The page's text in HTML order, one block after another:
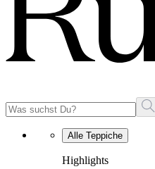
Alle Teppiche
Highlights